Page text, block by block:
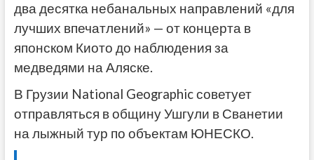
два десятка небанальных направлений «для
лучших впечатлений» — от концерта в
японском Киото до наблюдения за
медведями на Аляске.
В Грузии National Geographic советует
отправляться в общину Ушгули в Сванетии
на лыжный тур по объектам ЮНЕСКО.